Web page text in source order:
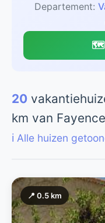
Departement:
🗺️
20
km van Fayence
ℹ️ Alle huizen
📍 0.5 km